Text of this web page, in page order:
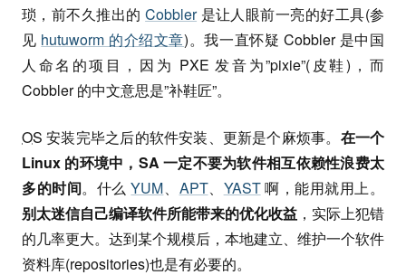
琐，前不久推出的Cobbler是让人眼前一亮的好工具(参
见 hutuworm 的介绍文章)。我一直怀疑 Cobbler 是中国
人命名的项目，因为 PXE 发音为”pixie”(皮鞋)，而
Cobbler 的中文意思是”补鞋匠”。
OS 安装完毕之后的软件安装、更新是个麻烦事。 在一个
Linux 的环境中，SA 一定不要为软件相互依赖性浪费太
多的时间。什么YUM、 APT、 YAST啊，能用就用上。
别太迷信自己编译软件所能带来的优化收益 ，实际上犯错
的几率更大。达到某个规模后，本地建立、维护一个软件
资料库(repositories)也是有必要的。